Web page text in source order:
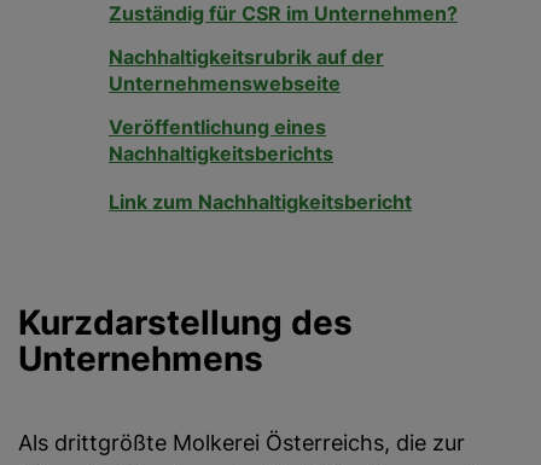
Zuständig für CSR im Unternehmen?
Nachhaltigkeitsrubrik auf der
Unternehmenswebseite
Veröffentlichung eines
Nachhaltigkeitsberichts
Link zum Nachhaltigkeitsbericht
Kurzdarstellung des
Unternehmens
Als drittgrößte Molkerei Österreichs, die zur